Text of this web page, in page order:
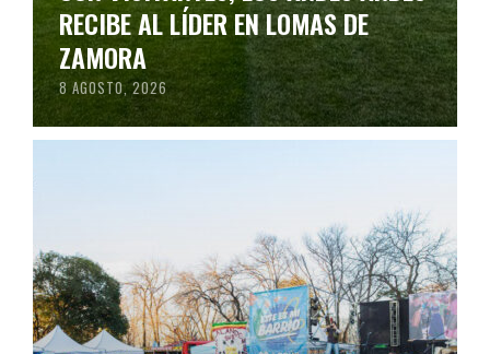
RECIBE AL LÍDER EN LOMAS DE
ZAMORA
8 AGOSTO, 2026